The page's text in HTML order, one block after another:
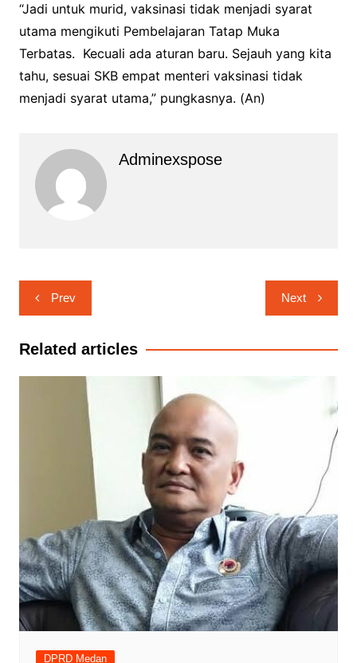
“Jadi untuk murid, vaksinasi tidak menjadi syarat
utama mengikuti Pembelajaran Tatap Muka
Terbatas. Kecuali ada aturan baru. Sejauh yang kita
tahu, sesuai SKB empat menteri vaksinasi tidak
menjadi syarat utama,” pungkasnya. (An)
Adminexspose
Navigasi
pos
Prev Next
Related articles
DPRD Medan